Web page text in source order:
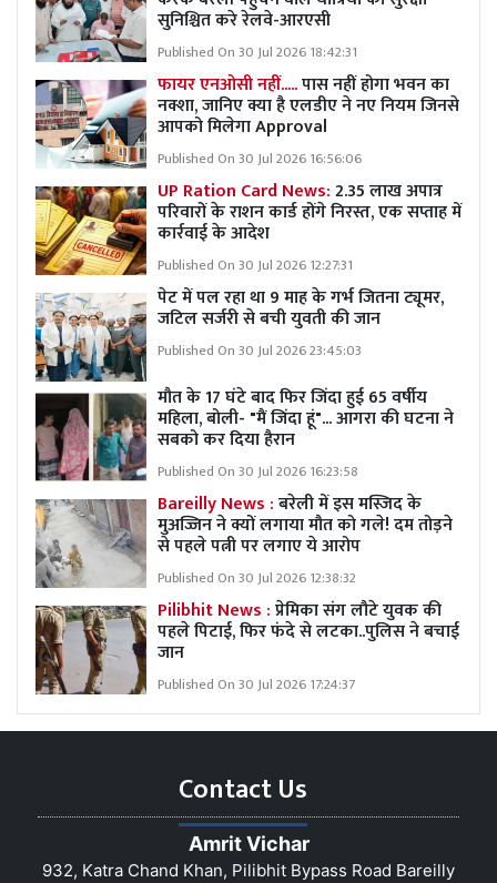
सुनिश्चित करे रेलवे-आरएसी
Published On 30 Jul 2026 18:42:31
फायर एनओसी नहीं.....पास नहीं होगा भवन का
नक्शा, जानिए क्या है एलडीए ने नए नियम जिनसे
आपको मिलेगा Approval
Published On 30 Jul 2026 16:56:06
UP Ration Card News:2.35 लाख अपात्र
परिवारों के राशन कार्ड होंगे निरस्त, एक सप्ताह में
कार्रवाई के आदेश
Published On 30 Jul 2026 12:27:31
पेट में पल रहा था 9 माह के गर्भ जितना ट्यूमर,
जटिल सर्जरी से बची युवती की जान
Published On 30 Jul 2026 23:45:03
मौत के 17 घंटे बाद फिर जिंदा हुई 65 वर्षीय
महिला, बोली- "मैं जिंदा हूं"... आगरा की घटना ने
सबको कर दिया हैरान
Published On 30 Jul 2026 16:23:58
Bareilly News :बरेली में इस मस्जिद के
मुअज्जिन ने क्यों लगाया मौत को गले! दम तोड़ने
से पहले पत्नी पर लगाए ये आरोप
Published On 30 Jul 2026 12:38:32
Pilibhit News :प्रेमिका संग लौटे युवक की
पहले पिटाई, फिर फंदे से लटका..पुलिस ने बचाई
जान
Published On 30 Jul 2026 17:24:37
Contact Us
Amrit Vichar
932, Katra Chand Khan, Pilibhit Bypass Road Bareilly